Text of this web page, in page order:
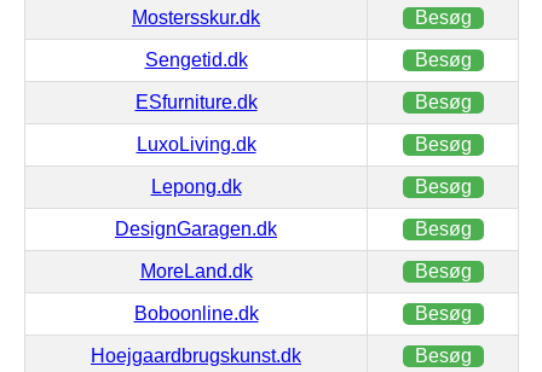
Mostersskur.dk Besøg
Sengetid.dk Besøg
ESfurniture.dk Besøg
LuxoLiving.dk Besøg
Lepong.dk Besøg
DesignGaragen.dk Besøg
MoreLand.dk Besøg
Boboonline.dk Besøg
Hoejgaardbrugskunst.dk Besøg